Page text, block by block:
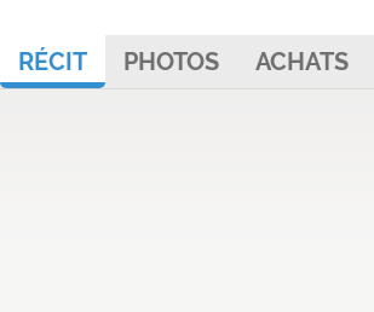
RÉCIT PHOTOS ACHATS